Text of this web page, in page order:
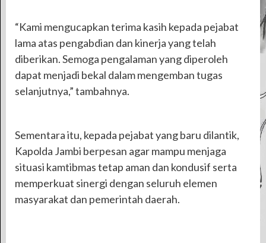
“Kami mengucapkan terima kasih kepada pejabat
lama atas pengabdian dan kinerja yang telah
diberikan. Semoga pengalaman yang diperoleh
dapat menjadi bekal dalam mengemban tugas
selanjutnya,” tambahnya.
Sementara itu, kepada pejabat yang baru dilantik,
Kapolda Jambi berpesan agar mampu menjaga
situasi kamtibmas tetap aman dan kondusif serta
memperkuat sinergi dengan seluruh elemen
masyarakat dan pemerintah daerah.